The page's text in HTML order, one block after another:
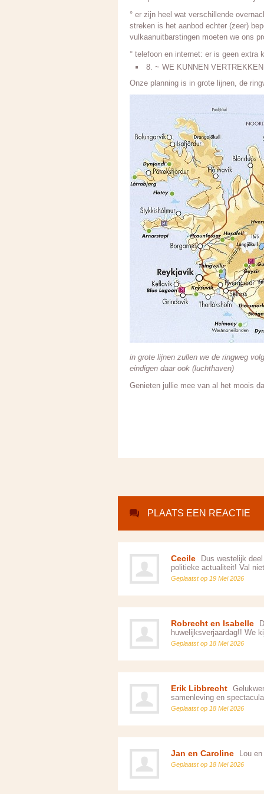
° er zijn heel wat verschillende
streken is het aanbod echter (zeer)
vulkaanuitbarstingen moeten we ons
° telefoon en internet: er is geen
8. ~ WE KUNNEN
Onze planning is in grote lijnen, de
in grote lijnen zullen we de ringweg
eindigen daar ook (luchthaven)
Genieten jullie mee van al het moois
PLAATS EEN REACTIE
Cecile
Dus westelijk
politieke actualiteit! Val
Geplaatst op 19 Mei 2026
Robrecht en Isabelle
huwelijksverjaardag!! We
Geplaatst op 18 Mei 2026
Erik Libbrecht
samenleving en
Geplaatst op 18 Mei 2026
Jan en Caroline Lou
Geplaatst op 18 Mei 2026